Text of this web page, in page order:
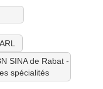
SINA de Rabat -
spécialités